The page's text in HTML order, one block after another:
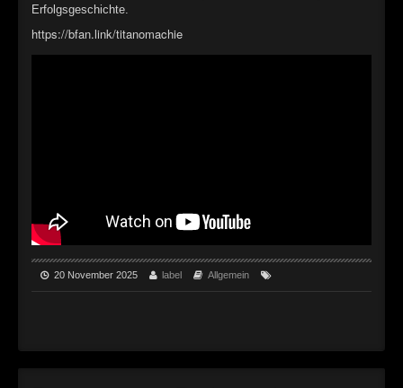
►
Erfolgsgeschichte.
https://bfan.link/titanomachie
20 November 2025 label Allgemein